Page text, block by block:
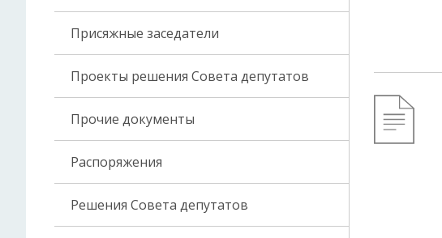
Присяжные заседатели
Проекты решения Совета депутатов
Прочие документы
Распоряжения
Решения Совета депутатов